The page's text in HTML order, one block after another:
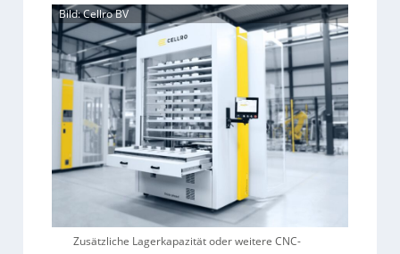
Bild: Cellro BV
Zusätzliche Lagerkapazität oder weitere CNC-